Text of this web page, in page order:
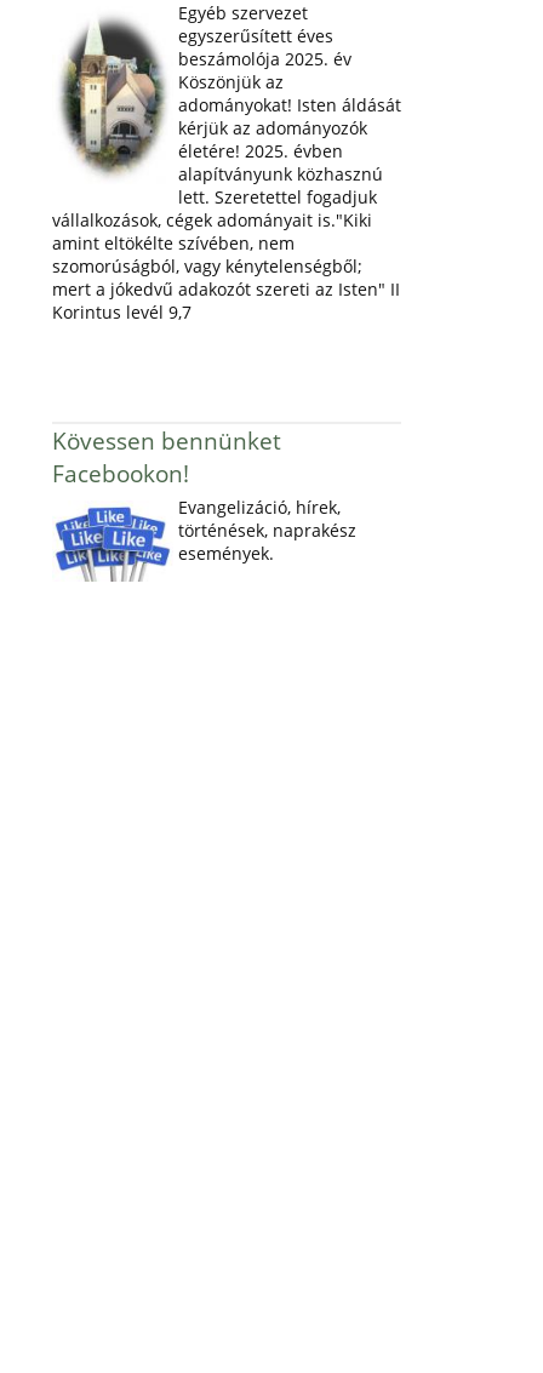
Egyéb szervezet
egyszerűsített éves
beszámolója 2025. év
Köszönjük az
adományokat! Isten áldását
kérjük az adományozók
életére! 2025. évben
alapítványunk közhasznú
lett. Szeretettel fogadjuk
vállalkozások, cégek adományait is."Kiki
amint eltökélte szívében, nem
szomorúságból, vagy kénytelenségből;
mert a jókedvű adakozót szereti az Isten" II
Korintus levél 9,7
Kövessen bennünket
Facebookon!
Evangelizáció, hírek,
történések, naprakész
események.